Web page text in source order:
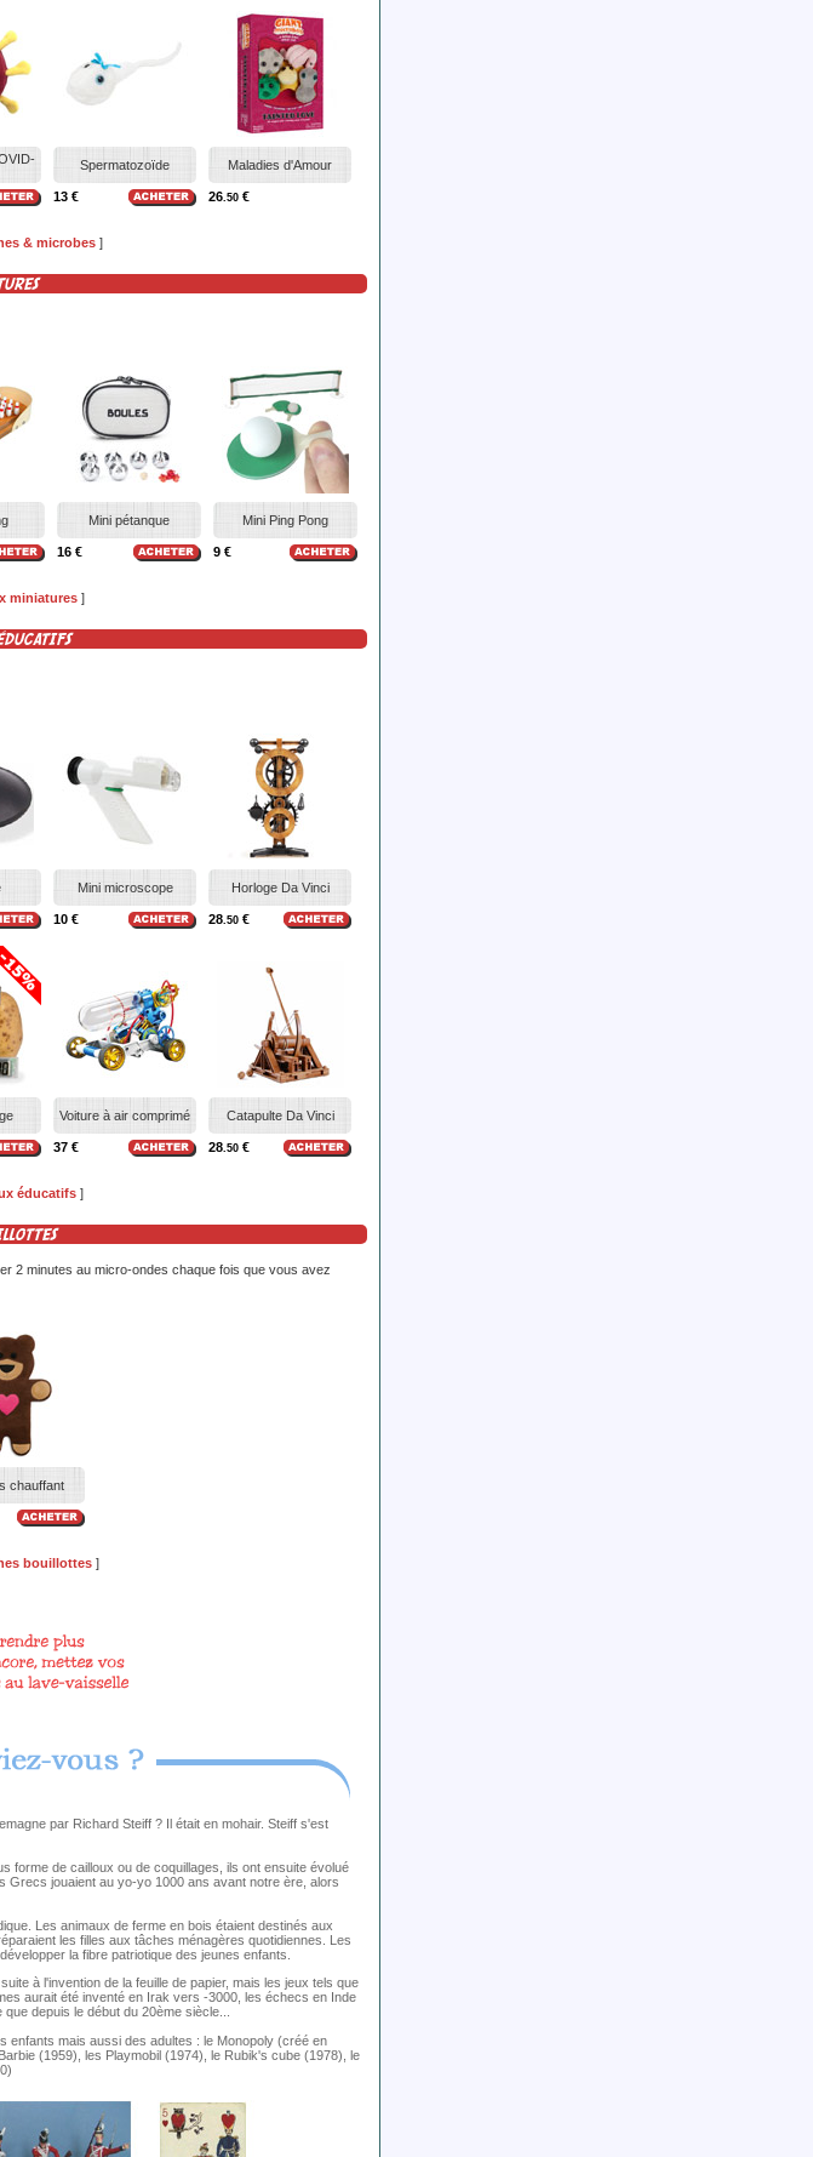
Spermatozoïde
13 €
Maladies d'Amour
26.50 €
& microbes ]
Mini pétanque
16 €
Mini Ping Pong
9 €
miniatures ]
Mini microscope
10 €
Horloge Da Vinci
28.50 €
Voiture à air comprimé
37 €
Catapulte Da Vinci
28.50 €
éducatifs ]
2 minutes au micro-ondes chaque fois que vous avez
chauffant
bouillottes ]
par Richard Steiff ? Il était en mohair. Steiff s'est
forme de cailloux ou de coquillages, ils ont ensuite évolué
Grecs jouaient au yo-yo 1000 ans avant notre ère, alors
Les animaux de ferme en bois étaient destinés aux
les filles aux tâches ménagères quotidiennes. Les
la fibre patriotique des jeunes enfants.
à l'invention de la feuille de papier, mais les jeux tels que
aurait été inventé en Irak vers -3000, les échecs en Inde
depuis le début du 20ème siècle...
enfants mais aussi des adultes : le Monopoly (créé en
(1959), les Playmobil (1974), le Rubik's cube (1978), le